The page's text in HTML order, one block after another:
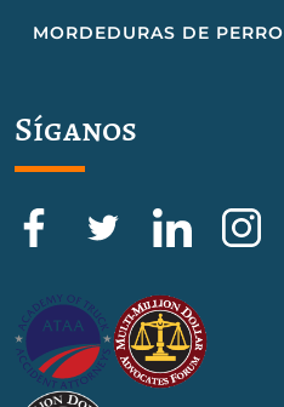
MORDEDURAS DE PERRO
Síganos